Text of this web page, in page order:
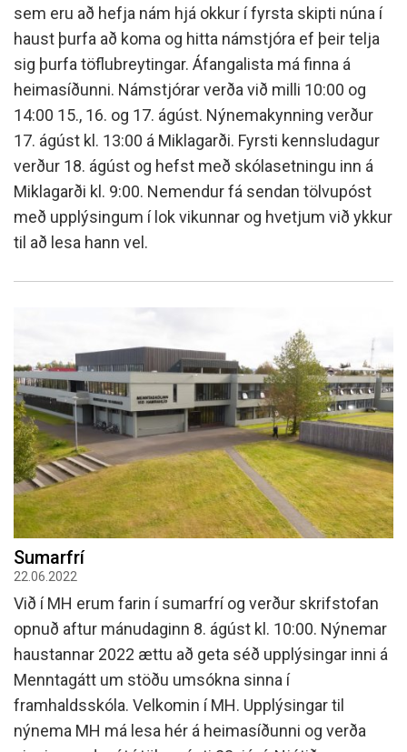
sem eru að hefja nám hjá okkur í fyrsta skipti núna í
haust þurfa að koma og hitta námstjóra ef þeir telja
sig þurfa töflubreytingar. Áfangalista má finna á
heimasíðunni. Námstjórar verða við milli 10:00 og
14:00 15., 16. og 17. ágúst. Nýnemakynning verður
17. ágúst kl. 13:00 á Miklagarði. Fyrsti kennsludagur
verður 18. ágúst og hefst með skólasetningu inn á
Miklagarði kl. 9:00. Nemendur fá sendan tölvupóst
með upplýsingum í lok vikunnar og hvetjum við ykkur
til að lesa hann vel.
Sumarfrí
22.06.2022
Við í MH erum farin í sumarfrí og verður skrifstofan
opnuð aftur mánudaginn 8. ágúst kl. 10:00. Nýnemar
haustannar 2022 ættu að geta séð upplýsingar inni á
Menntagátt um stöðu umsókna sinna í
framhaldsskóla. Velkomin í MH. Upplýsingar til
nýnema MH má lesa hér á heimasíðunni og verða